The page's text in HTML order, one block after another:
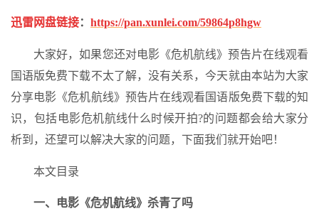
迅雷网盘链接： https://pan.xunlei.com/59864p8hgw
大家好，如果您还对电影《危机航线》预告片在线观看
国语版免费下载不太了解，没有关系，今天就由本站为大家
分享电影《危机航线》预告片在线观看国语版免费下载的知
识，包括电影危机航线什么时候开拍?的问题都会给大家分
析到，还望可以解决大家的问题，下面我们就开始吧！
本文目录
一、电影《危机航线》杀青了吗